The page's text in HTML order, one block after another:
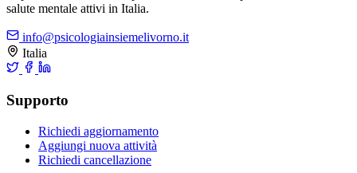
salute mentale attivi in Italia.
info@psicologiainsiemelivorno.it
Italia
Supporto
Richiedi aggiornamento
Aggiungi nuova attività
Richiedi cancellazione